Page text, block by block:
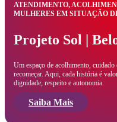
ATENDIMENTO,
MULHERES EM SITUAÇÃO
Projeto Sol |
Um espaço de acolhimento, cuidado
recomeçar. Aqui, cada história é
dignidade, respeito e autonomia.
Saiba Mais